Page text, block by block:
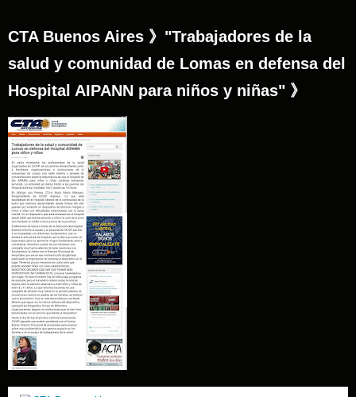
CTA Buenos Aires 》"Trabajadores de la
salud y comunidad de Lomas en defensa del
Hospital AIPANN para niños y niñas" 》